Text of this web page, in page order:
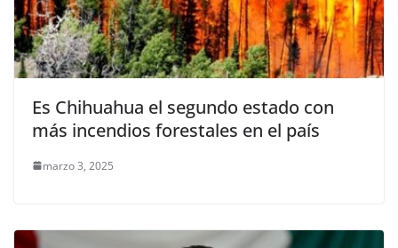
Es Chihuahua el segundo estado con
más incendios forestales en el país
marzo 3, 2025